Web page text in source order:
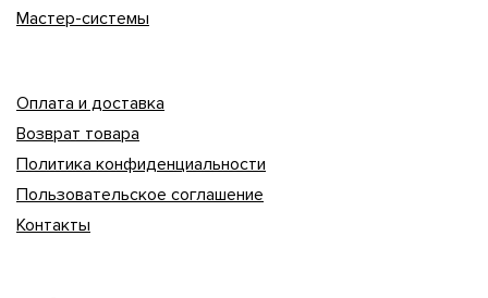
Мастер-системы
Оплата и доставка
Возврат товара
Политика конфиденциальности
Пользовательское соглашение
Контакты